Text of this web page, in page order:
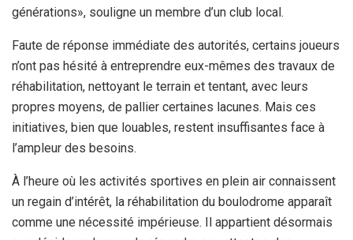
générations», souligne un membre d’un club local.
Faute de réponse immédiate des autorités, certains joueurs
n’ont pas hésité à entreprendre eux-mêmes des travaux de
réhabilitation, nettoyant le terrain et tentant, avec leurs
propres moyens, de pallier certaines lacunes. Mais ces
initiatives, bien que louables, restent insuffisantes face à
l’ampleur des besoins.
À l’heure où les activités sportives en plein air connaissent
un regain d’intérêt, la réhabilitation du boulodrome apparaît
comme une nécessité impérieuse. Il appartient désormais